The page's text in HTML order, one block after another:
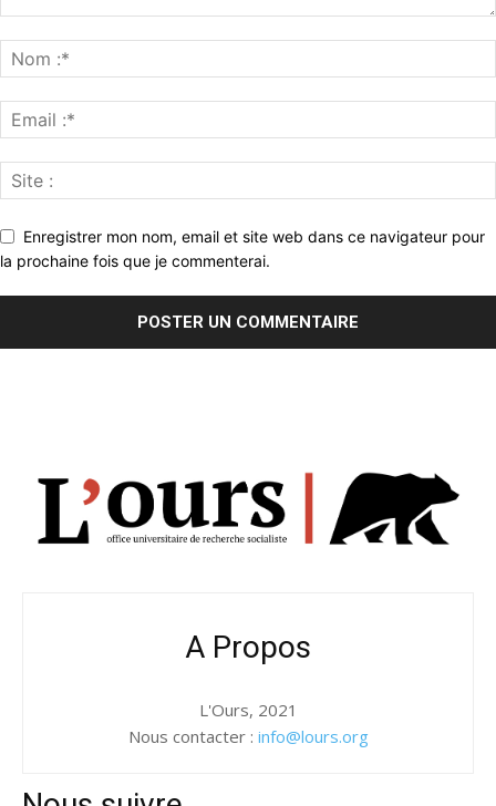
Enregistrer mon nom, email et site web dans ce navigateur pour
la prochaine fois que je commenterai.
A Propos
L'Ours, 2021
Nous contacter : info@lours.org